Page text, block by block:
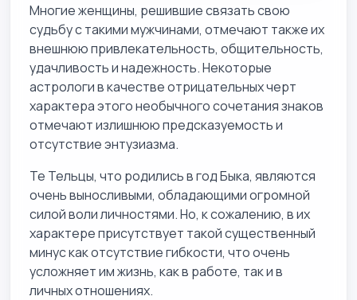
Многие женщины, решившие связать свою
судьбу с такими мужчинами, отмечают также их
внешнюю привлекательность, общительность,
удачливость и надежность. Некоторые
астрологи в качестве отрицательных черт
характера этого необычного сочетания знаков
отмечают излишнюю предсказуемость и
отсутствие энтузиазма.
Те Тельцы, что родились в год Быка, являются
очень выносливыми, обладающими огромной
силой воли личностями. Но, к сожалению, в их
характере присутствует такой существенный
минус как отсутствие гибкости, что очень
усложняет им жизнь, как в работе, так и в
личных отношениях.